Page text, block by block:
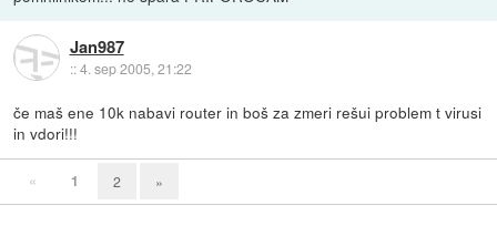
Jan987
::4. sep 2005, 21:22
če maš ene 10k nabavi router in boš za zmeri rešui problem t virusi
in vdori!!!
« 1 2 »